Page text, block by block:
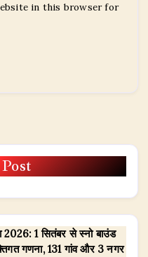
in this browser for
1 सितंबर से स्नो बाउंड
गणना, 131 गांव और 3 नगर